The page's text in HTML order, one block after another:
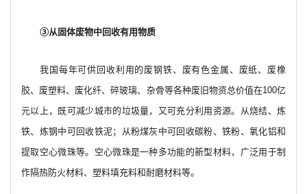
③从固体废物中回收有用物质
我国每年可供回收利用的废钢铁、废有色金属、废纸、废橡
胶、废塑料、废化纤、碎玻璃、杂骨等各种废旧物资总价值在100亿
元以上，既可减少城市的垃圾量，又可充分利用资源。从烧结、炼
铁、炼钢中可回收铁泥；从粉煤灰中可回收碳粉、铁粉、氧化铝和
提取空心微珠等。空心微珠是一种多功能的新型材料，广泛用于制
作隔热防火材料、塑料填充料和耐磨材料等。